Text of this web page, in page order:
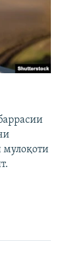
мулоқоти